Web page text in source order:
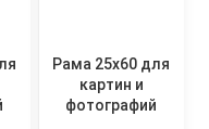
Рама 25x60 для
картин и
фотографий